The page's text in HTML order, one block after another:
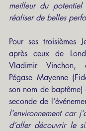
meilleur du
réaliser de belles
Pour ses troisièmes
après ceux de
Vladimir Vinchon,
Pégase Mayenne
son nom de
seconde de
l’environnement car
d’aller découvrir le